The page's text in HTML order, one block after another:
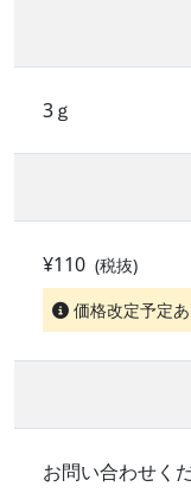
3ｇ
¥110 (税抜)
価格改定予定あ
お問い合わせく